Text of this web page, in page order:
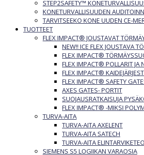
STEP2SAFETY™
KONETURVALLISUUDEN
TARVITSEEKO KONE UUDEN CE-
TUOTTEET
FLEX IMPACT® JOUSTAVAT
NEW!! ICE FLEX JOUSTAVA
FLEX IMPACT®
FLEX IMPACT® POLLARIT JA
FLEX IMPACT®
FLEX IMPACT® SAFETY
AXES GATES- PORTIT
SUOJAUSRATKAISUJA
FLEX IMPACT® -MIKSI
TURVA-AITA
TURVA-AITA AXELENT
TURVA-AITA SATECH
TURVA-AITA
SIEMENS S5 LOGIIKAN VARAOSIA